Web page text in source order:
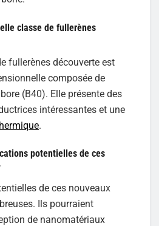
classe de fullerènes
fullerènes découverte est
composée de
(B40). Elle présente des
intéressantes et une
.
potentielles de ces
de ces nouveaux
Ils pourraient
de nanomatériaux